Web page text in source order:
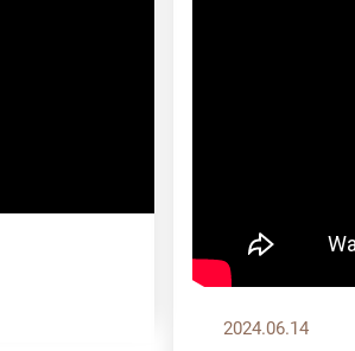
2024.06.14